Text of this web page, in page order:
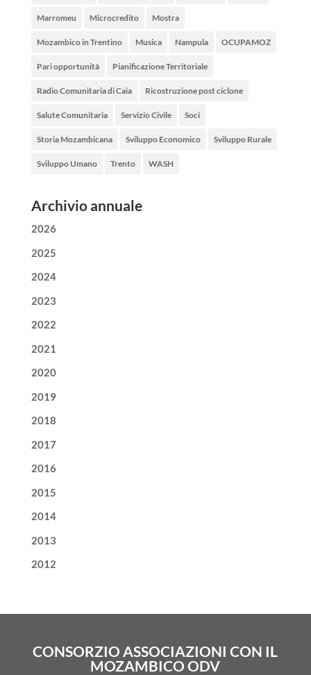
Marromeu Microcredito Mostra
Mozambico in Trentino Musica Nampula OCUPAMOZ
Pari opportunità Pianificazione Territoriale
Radio Comunitaria di Caia Ricostruzione post ciclone
Salute Comunitaria Servizio Civile Soci
Storia Mozambicana Sviluppo Economico Sviluppo Rurale
Sviluppo Umano Trento WASH
Archivio annuale
2026
2025
2024
2023
2022
2021
2020
2019
2018
2017
2016
2015
2014
2013
2012
CONSORZIO ASSOCIAZIONI CON IL
MOZAMBICO ODV